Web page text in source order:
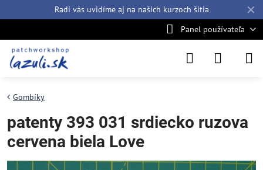
✕
Radi vás uvidíme aj na našich kurzoch šitia
Panel používateľa
Gombíky
patenty 393 031 srdiecko ruzova
cervena biela Love